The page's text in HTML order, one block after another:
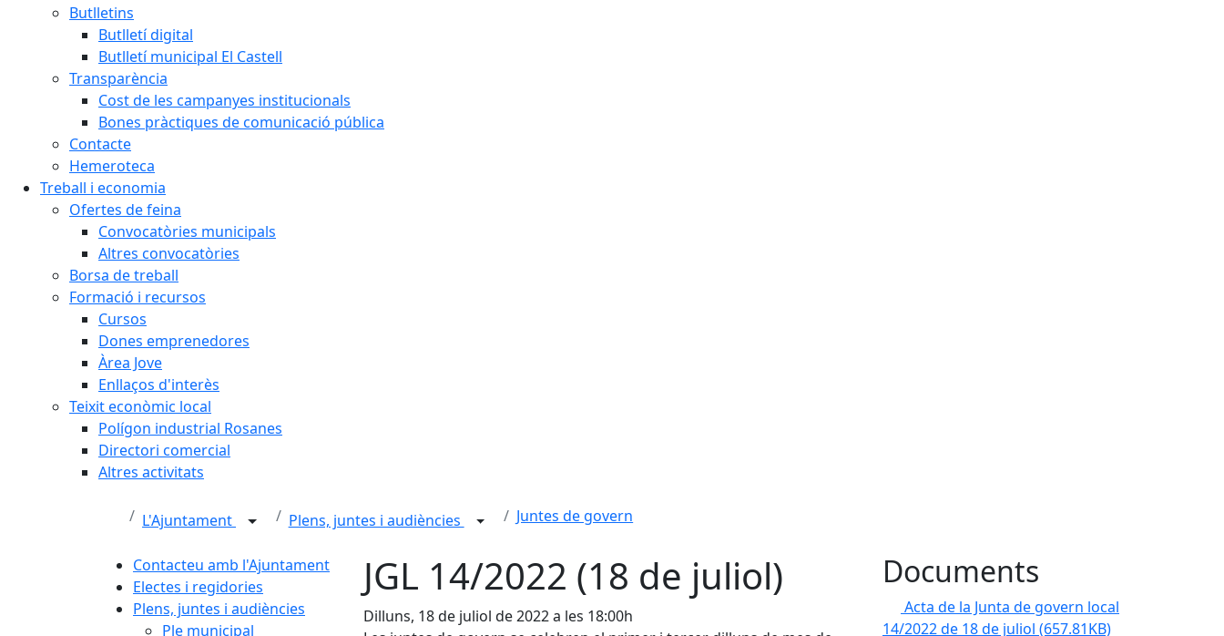
Butlletins
Butlletí digital
Butlletí municipal El Castell
Transparència
Cost de les campanyes institucionals
Bones pràctiques de comunicació pública
Contacte
Hemeroteca
Treball i economia
Ofertes de feina
Convocatòries municipals
Altres convocatòries
Borsa de treball
Formació i recursos
Cursos
Dones emprenedores
Àrea Jove
Enllaços d'interès
Teixit econòmic local
Polígon industrial Rosanes
Directori comercial
Altres activitats
L'Ajuntament Plens, juntes i audiències Juntes de govern
Contacteu amb l'Ajuntament
Electes i regidories
Plens, juntes i audiències
Ple municipal
JGL 14/2022 (18 de juliol)
Dilluns, 18 de juliol de 2022 a les 18:00h
Documents
Acta de la Junta de govern local
14/2022 de 18 de juliol (657.81KB)